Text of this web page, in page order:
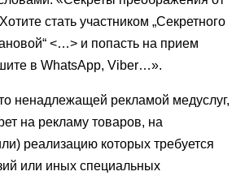
стать участником „Секретного
<…> и попасть на прием
в WhatsApp, Viber…».
ненадлежащей рекламой медуслуг,
на рекламу товаров, на
реализацию которых требуется
или иных специальных